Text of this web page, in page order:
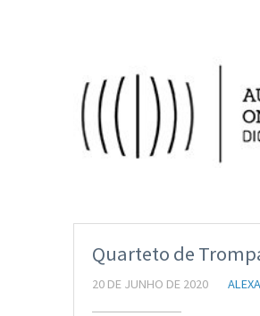
Quarteto de
20 DE JUNHO DE 2020